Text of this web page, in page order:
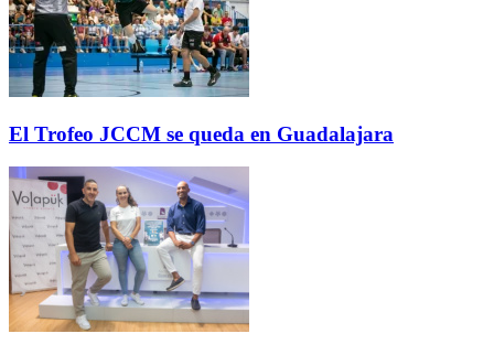
El Trofeo JCCM se queda en Guadalajara